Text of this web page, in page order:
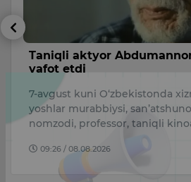
Taniqli aktyor
vafot etdi
7-avgust kuni O‘zbekistonda
yoshlar murabbiysi,
nomzodi, professor, taniqli
09:26 / 08.08.2026